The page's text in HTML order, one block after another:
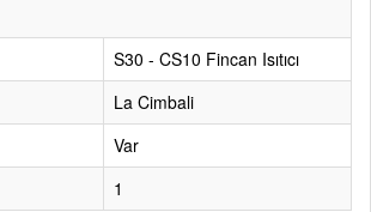
S30 - CS10 Fincan Isıtıcı
La Cimbali
Var
1